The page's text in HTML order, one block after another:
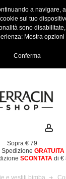
a navigare,
sul tuo
sono
Mostra opzioni
Conferma
Sopra € 79
Spedizione GRATUITA
SCONTATAdi €
e vestiti bimba